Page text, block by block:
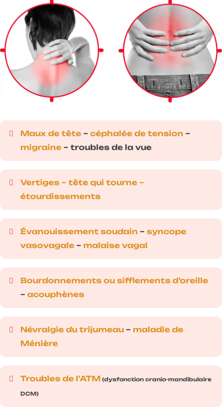
Maux de tête – céphalée de tension –
migraine – troubles de la vue
Vertiges – tête qui tourne –
étourdissements
Évanouissement soudain – syncope
vasovagale – malaise vagal
Bourdonnements ou sifflements d’oreille
– acouphènes
Névralgie du trijumeau – maladie de
Ménière
Troubles de l'ATM (dysfonction cranio-mandibulaire
DCM)